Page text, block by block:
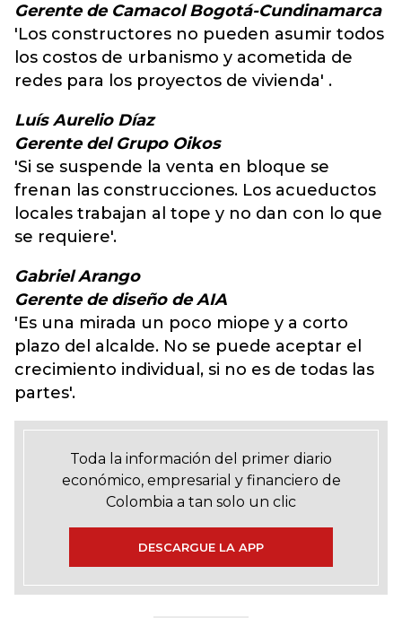
Gerente de Camacol Bogotá-Cundinamarca
'Los constructores no pueden asumir todos
los costos de urbanismo y acometida de
redes para los proyectos de vivienda' .
Luís Aurelio Díaz
Gerente del Grupo Oikos
'Si se suspende la venta en bloque se
frenan las construcciones. Los acueductos
locales trabajan al tope y no dan con lo que
se requiere'.
Gabriel Arango
Gerente de diseño de AIA
'Es una mirada un poco miope y a corto
plazo del alcalde. No se puede aceptar el
crecimiento individual, si no es de todas las
partes'.
Toda la información del primer diario
económico, empresarial y financiero de
Colombia a tan solo un clic
DESCARGUE LA APP